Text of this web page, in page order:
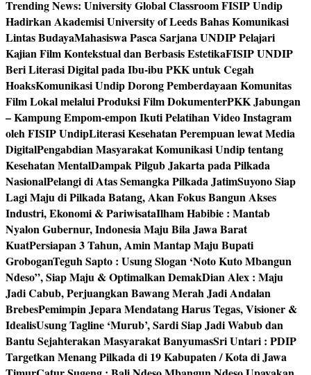
Trending News: University Global Classroom FISIP Undip
Hadirkan Akademisi University of Leeds Bahas Komunikasi
Lintas BudayaMahasiswa Pasca Sarjana UNDIP Pelajari
Kajian Film Kontekstual dan Berbasis EstetikaFISIP UNDIP
Beri Literasi Digital pada Ibu-ibu PKK untuk Cegah
HoaksKomunikasi Undip Dorong Pemberdayaan Komunitas
Film Lokal melalui Produksi Film DokumenterPKK Jabungan
– Kampung Empom-empon Ikuti Pelatihan Video Instagram
oleh FISIP UndipLiterasi Kesehatan Perempuan lewat Media
DigitalPengabdian Masyarakat Komunikasi Undip tentang
Kesehatan MentalDampak Pilgub Jakarta pada Pilkada
NasionalPelangi di Atas Semangka Pilkada JatimSuyono Siap
Lagi Maju di Pilkada Batang, Akan Fokus Bangun Akses
Industri, Ekonomi & PariwisataIlham Habibie : Mantab
Nyalon Gubernur, Indonesia Maju Bila Jawa Barat
KuatPersiapan 3 Tahun, Amin Mantap Maju Bupati
GroboganTeguh Sapto : Usung Slogan ‘Noto Kuto Mbangun
Ndeso”, Siap Maju & Optimalkan DemakDian Alex : Maju
Jadi Cabub, Perjuangkan Bawang Merah Jadi Andalan
BrebesPemimpin Jepara Mendatang Harus Tegas, Visioner &
IdealisUsung Tagline ‘Murub’, Sardi Siap Jadi Wabub dan
Bantu Sejahterakan Masyarakat BanyumasSri Untari : PDIP
Targetkan Menang Pilkada di 19 Kabupaten / Kota di Jawa